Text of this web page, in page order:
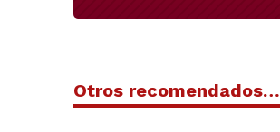
Otros recomendados…